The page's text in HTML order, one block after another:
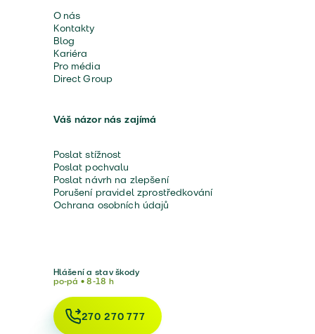
O nás
Kontakty
Blog
Kariéra
Pro média
Direct Group
Váš názor nás zajímá
Poslat stížnost
Poslat pochvalu
Poslat návrh na zlepšení
Porušení pravidel zprostředkování
Ochrana osobních údajů
Hlášení a stav škody
po-pá • 8-18 h
270 270 777